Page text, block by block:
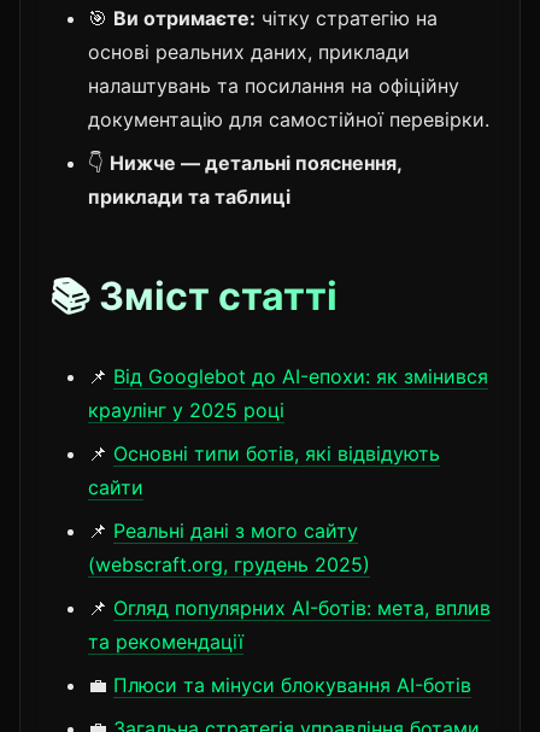
🎯 Ви отримаєте: чітку стратегію на
основі реальних даних, приклади
налаштувань та посилання на офіційну
документацію для самостійної перевірки.
👇 Нижче — детальні пояснення,
приклади та таблиці
📚 Зміст статті
📌 Від Googlebot до AI-епохи: як змінився
краулінг у 2025 році
📌 Основні типи ботів, які відвідують
сайти
📌 Реальні дані з мого сайту
(webscraft.org, грудень 2025)
📌 Огляд популярних AI-ботів: мета, вплив
та рекомендації
💼 Плюси та мінуси блокування AI-ботів